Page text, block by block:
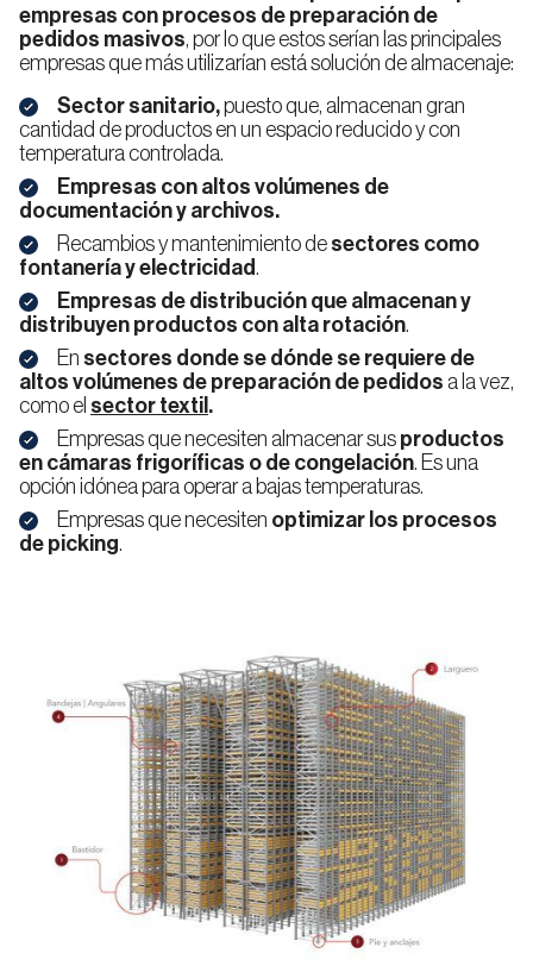
empresas con procesos de preparación de
pedidos masivos, por lo que estos serían las principales
empresas que más utilizarían está solución de almacenaje:
Sector sanitario,puesto que, almacenan gran
cantidad de productos en un espacio reducido y con
temperatura controlada.
Empresas con altos volúmenes de
documentación y archivos.
Recambios y mantenimiento de sectores como
fontanería y electricidad.
Empresas de distribución que almacenan y
distribuyen productos con alta rotación.
En sectores donde se dónde se requiere de
altos volúmenes de preparación de pedidos a la vez,
como el sector textil .
Empresas que necesiten almacenar sus productos
en cámaras frigoríficas o de congelación. Es una
opción idónea para operar a bajas temperaturas.
Empresas que necesiten optimizar los procesos
de picking.